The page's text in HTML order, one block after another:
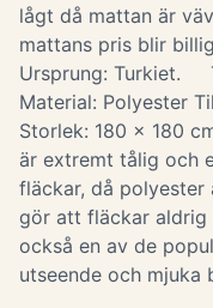
lågt då mattan är
mattans pris blir
Ursprung:
Material: Polyester
Storlek: 180 x 180
är extremt tålig och
fläckar, då polyester
gör att fläckar aldrig
också en av de
utseende och mjuka